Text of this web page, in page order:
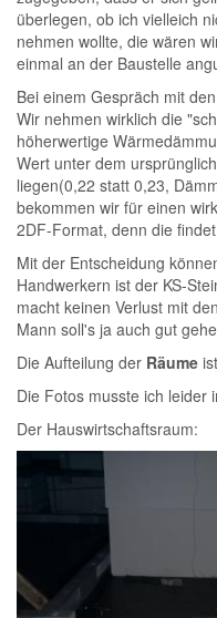
überlegen, ob ich vielleich
nehmen wollte, die wären
einmal an der Baustelle
Bei einem Gespräch mit
Wir nehmen wirklich die
höherwertige
Wert unter dem
liegen(0,22 statt 0,23,
bekommen wir für einen
2DF-Format, denn die
Mit der Entscheidung
Handwerkern ist der KS-
macht keinen Verlust mit
Mann soll's ja auch gut
Die Aufteilung der Räume
Die Fotos musste ich leider
Der Hauswirtschaftsraum: